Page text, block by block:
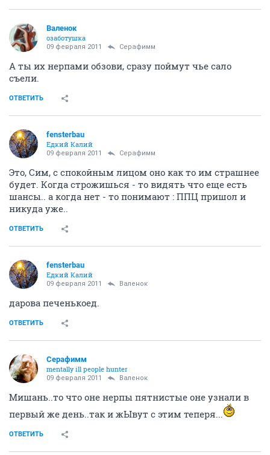
Валенок
озаботушка
09 февраля 2011 Серафимм
А ты их нерпами обзови, сразу поймут чье сало
съели.
ОТВЕТИТЬ
fensterbau
Едкий Калий
09 февраля 2011 Серафимм
Это, Сим, с спокойным лицом оно как то им страшнее
будет. Когда строжишься - то видять что еще есть
шансы.. а когда нет - то понимают : ППЦ пришол и
никуда уже..
ОТВЕТИТЬ
fensterbau
Едкий Калий
09 февраля 2011 Валенок
дарова печенькоед.
ОТВЕТИТЬ
Серафимм
mentally ill people hunter
09 февраля 2011 Валенок
Мишань..то что оне нерпы пятнистые оне узнали в
первый же день..так и жЫвут с этим теперя...
ОТВЕТИТЬ